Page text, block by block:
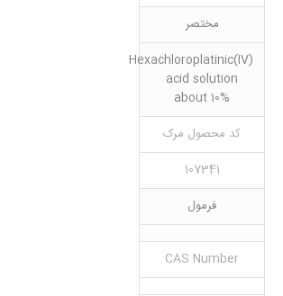
مختصر
Hexachloroplatinic(IV)
acid solution
about 10%
کد محصول مرک
107341
فرمول
CAS Number